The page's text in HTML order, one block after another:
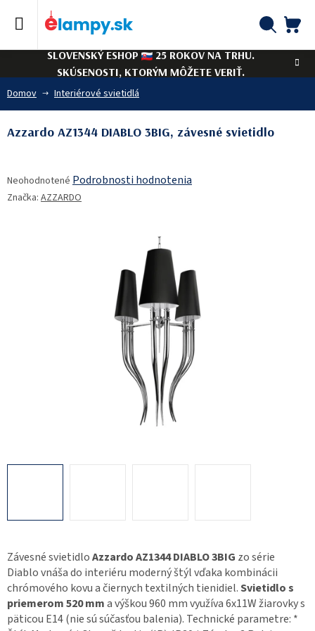
SLOVENSKÝ ESHOP
25 ROKOV NA TRHU.
SKÚSENOSTI, KTORÝM MÔŽETE VERIŤ.
Domov Interiérové svietidlá
Závesné svietidloAzzardo AZ1344 DIABLO 3BIG zo série
Diablo vnáša do interiéru moderný štýl vďaka kombinácii
chrómového kovu a čiernych textilných tienidiel.Svietidlo s
priemerom 520 mma výškou 960 mm využíva 6x11W žiarovky s
päticou E14 (nie sú súčasťou balenia). Technické parametre: *
Azzardo AZ1344 DIABLO 3BIG, závesné svietidlo
hodnotenie
produktu
Neohodnotené Podrobnosti hodnotenia
Značka: AZZARDO